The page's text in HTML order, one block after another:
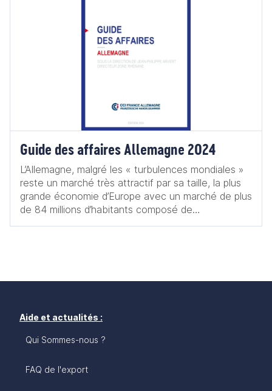
Guide des affaires Allemagne 2024
L’Allemagne, malgré les « turbulences mondiales »
reste un marché très attractif par sa taille, la plus
grande économie d’Europe avec un marché de plus
de 84 millions d’habitants composé de
consommateurs ayant un pouvoir d’achat élevé, ce
commerciaux. Il existe de nombreux programmes
et à se développer.
Aide et actualités :
Qui Sommes-nous ?
FAQ de l'export